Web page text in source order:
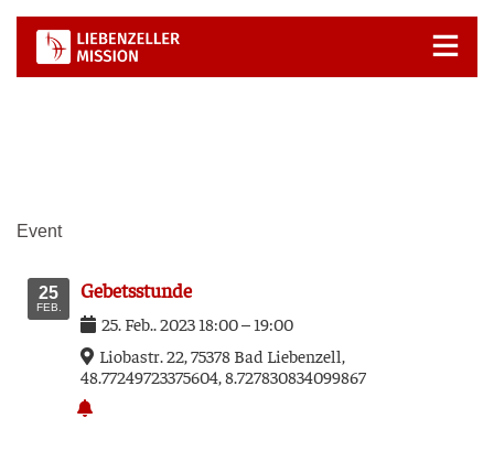
Zum
Inhalt
springen
Event
25
FEB.
Gebets­stun­de
25. Feb..202318:00–19:00
Lio­bastr. 22, 75378 Bad Lie­ben­zell,
48.77249723375604, 8.727830834099867